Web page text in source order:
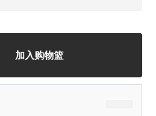
加入购物篮